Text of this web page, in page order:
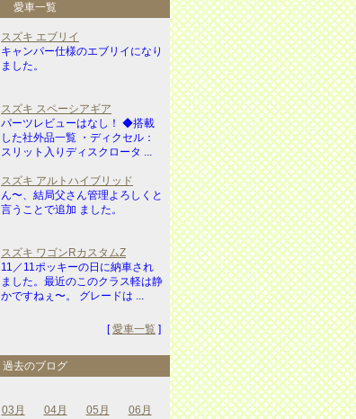
愛車一覧
スズキ エブリイ
キャンパー仕様のエブリイになり
ました。
スズキ スペーシアギア
パーツレビューはなし！ ◆搭載
した社外品一覧 ・ディクセル：
スリット入りディスクロータ ...
スズキ アルトハイブリッド
ん〜、結局父さん管理よろしくと
言うことで追加 ました。
スズキ ワゴンRカスタムZ
11／11ポッキーの日に納車され
ました。最近のこのクラス軽は静
かですねぇ〜。 グレードは ...
[愛車一覧 ]
過去のブログ
03月 04月 05月
06月